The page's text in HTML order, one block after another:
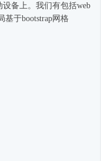
备上。我们有包括web
于bootstrap网格